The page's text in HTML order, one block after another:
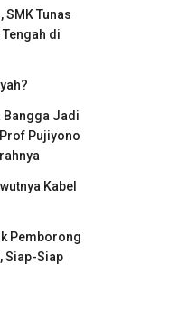
Tunas
di
Jadi
Pujiyono
Kabel
Pemborong
Siap-Siap